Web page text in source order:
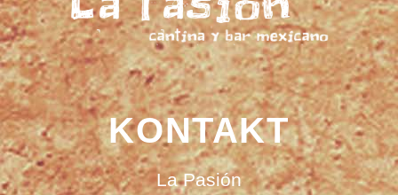
KONTAKT
La Pasión